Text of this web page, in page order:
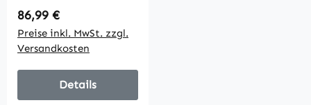
Solarladegerät mit 2
USB, LCD-Anzeige
IP67 Wasserdicht
Regulärer Preis:
86,99 €
Preise inkl. MwSt. zzgl.
Versandkosten
Details